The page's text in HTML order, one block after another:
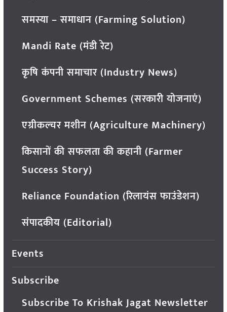
समस्या – समाधान (Farming Solution)
Mandi Rate (मंडी रेट)
कृषि कंपनी समाचार (Industry News)
Government Schemes (सरकारी योजनाएं)
एग्रीकल्चर मशीन (Agriculture Machinery)
किसानों की सफलता की कहानी (Farmer
Success Story)
Reliance Foundation (रिलायंस फाउंडेशन)
संपादकीय (Editorial)
Events
Subscribe
Subscribe To Krishak Jagat Newsletter